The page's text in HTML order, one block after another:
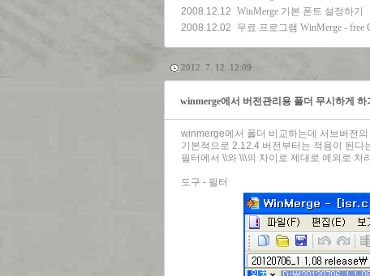
2008.12.12 WinMerge 기본 폰트 설정하기
2008.12.02
무료 프로그램 WinMerge - free
2012. 7. 12. 12:09
winmerge에서 버전관리용 폴더 무시하게 하
winmerge에서 폴더 비교하는데 서브버전
기본적으로 2.12.4 버전부터는 적용이 된다
필터에서 \\와 \\\의 차이로 제대로 예외로 처
도구 - 필터